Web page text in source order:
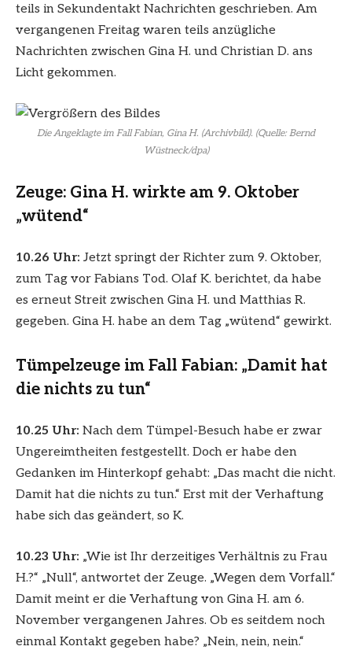
teils in Sekundentakt Nachrichten geschrieben. Am
vergangenen Freitag waren teils anzügliche
Nachrichten zwischen Gina H. und Christian D. ans
Licht gekommen.
Die Angeklagte im Fall Fabian, Gina H. (Archivbild). (Quelle: Bernd
Wüstneck/dpa)
Zeuge: Gina H. wirkte am 9. Oktober
„wütend“
10.26 Uhr: Jetzt springt der Richter zum 9. Oktober,
zum Tag vor Fabians Tod. Olaf K. berichtet, da habe
es erneut Streit zwischen Gina H. und Matthias R.
gegeben. Gina H. habe an dem Tag „wütend“ gewirkt.
Tümpelzeuge im Fall Fabian: „Damit hat
die nichts zu tun“
10.25 Uhr: Nach dem Tümpel-Besuch habe er zwar
Ungereimtheiten festgestellt. Doch er habe den
Gedanken im Hinterkopf gehabt: „Das macht die nicht.
Damit hat die nichts zu tun.“ Erst mit der Verhaftung
habe sich das geändert, so K.
10.23 Uhr: „Wie ist Ihr derzeitiges Verhältnis zu Frau
H.?“ „Null“, antwortet der Zeuge. „Wegen dem Vorfall.“
Damit meint er die Verhaftung von Gina H. am 6.
November vergangenen Jahres. Ob es seitdem noch
einmal Kontakt gegeben habe? „Nein, nein, nein.“